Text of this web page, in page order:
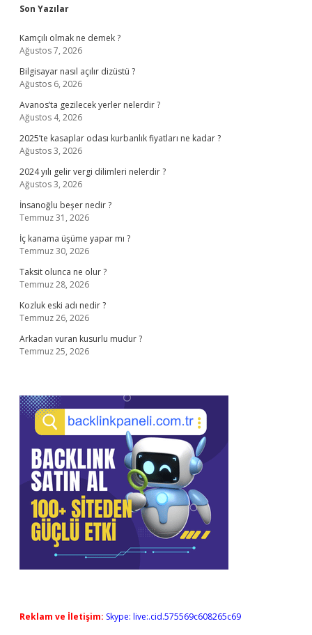
Sidebar
Son Yazılar
Kamçılı olmak ne demek ?
Ağustos 7, 2026
Bilgisayar nasıl açılır dizüstü ?
Ağustos 6, 2026
Avanos’ta gezilecek yerler nelerdir ?
Ağustos 4, 2026
2025’te kasaplar odası kurbanlık fiyatları ne kadar ?
Ağustos 3, 2026
2024 yılı gelir vergi dilimleri nelerdir ?
Ağustos 3, 2026
İnsanoğlu beşer nedir ?
Temmuz 31, 2026
İç kanama üşüme yapar mı ?
Temmuz 30, 2026
Taksit olunca ne olur ?
Temmuz 28, 2026
Kozluk eski adı nedir ?
Temmuz 26, 2026
Arkadan vuran kusurlu mudur ?
Temmuz 25, 2026
Reklam ve İletişim: Skype: live:.cid.575569c608265c69